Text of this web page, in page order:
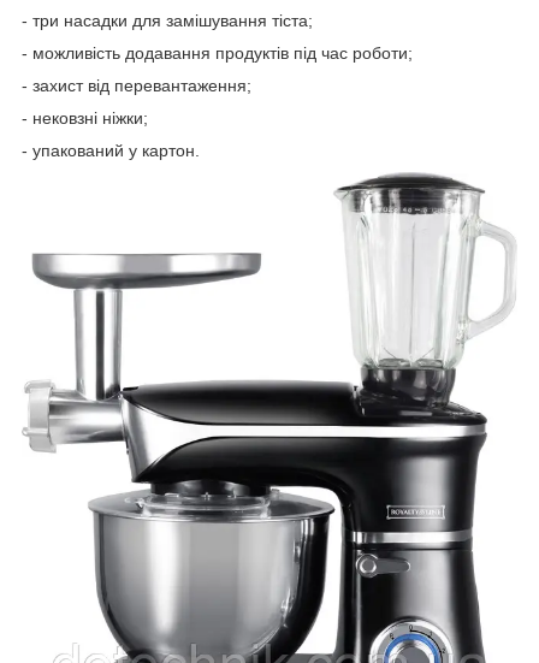
- три насадки для замішування тіста;
- можливість додавання продуктів під час роботи;
- захист від перевантаження;
- нековзні ніжки;
- упакований у картон.